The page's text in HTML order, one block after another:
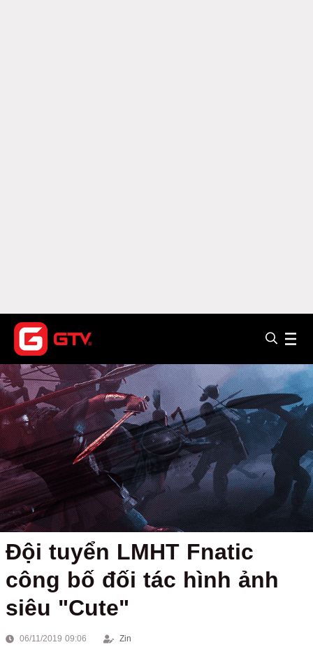
Đội tuyển LMHT Fnatic
công bố đối tác hình ảnh
siêu "Cute"
06/11/2019 09:06 Zin